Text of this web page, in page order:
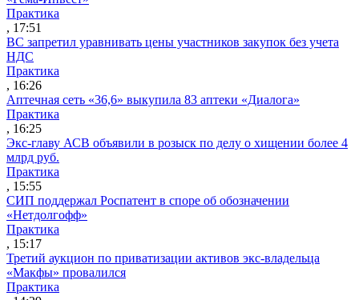
Практика
, 17:51
ВС запретил уравнивать цены участников закупок без учета
НДС
Практика
, 16:26
Аптечная сеть «36,6» выкупила 83 аптеки «Диалога»
Практика
, 16:25
Экс-главу АСВ объявили в розыск по делу о хищении более 4
млрд руб.
Практика
, 15:55
СИП поддержал Роспатент в споре об обозначении
«Нетдолгофф»
Практика
, 15:17
Третий аукцион по приватизации активов экс-владельца
«Макфы» провалился
Практика